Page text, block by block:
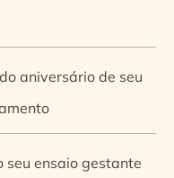
aniversário de seu
seu ensaio gestante